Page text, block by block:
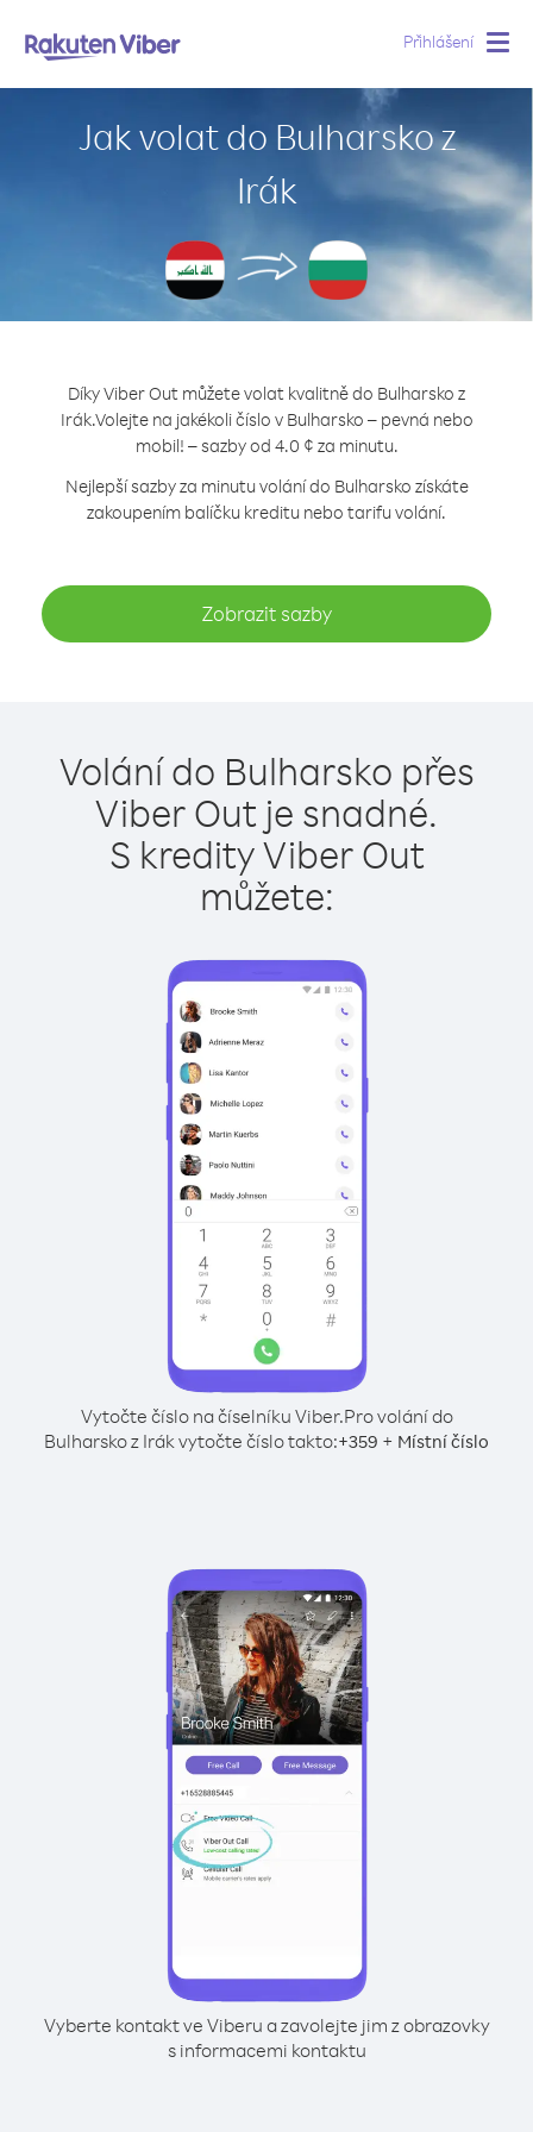
Přihlášení
Jak volat do Bulharsko z
Irák
Díky Viber Out můžete volat kvalitně do Bulharsko z
Irák.Volejte na jakékoli číslo v Bulharsko – pevná nebo
mobil! – sazby od 4.0 ¢ za minutu.
Nejlepší sazby za minutu volání do Bulharsko získáte
zakoupením balíčku kreditu nebo tarifu volání.
Zobrazit sazby
Volání do Bulharsko přes
Viber Out je snadné.
S kredity Viber Out
můžete:
Vytočte číslo na číselníku Viber.Pro volání do
Bulharsko z Irák vytočte číslo takto:+359 + Místní číslo
Vyberte kontakt ve Viberu a zavolejte jim z obrazovky
s informacemi kontaktu